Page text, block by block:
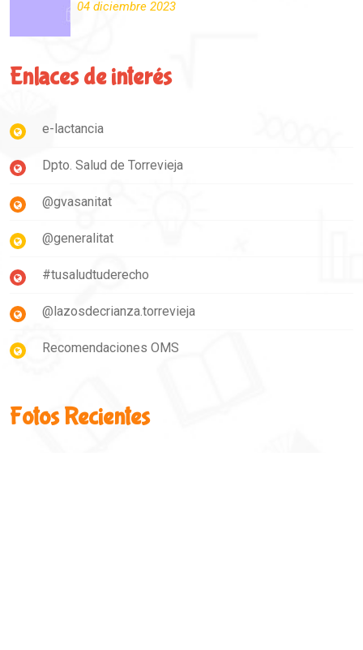
04 diciembre 2023
Enlaces de interés
e-lactancia
Dpto. Salud de Torrevieja
@gvasanitat
@generalitat
#tusaludtuderecho
@lazosdecrianza.torrevieja
Recomendaciones OMS
Fotos Recientes